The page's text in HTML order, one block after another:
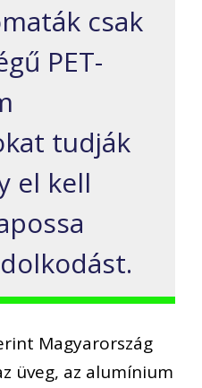
csak
PET-
tudják
el kell
Magyarország
üveg, az alumínium